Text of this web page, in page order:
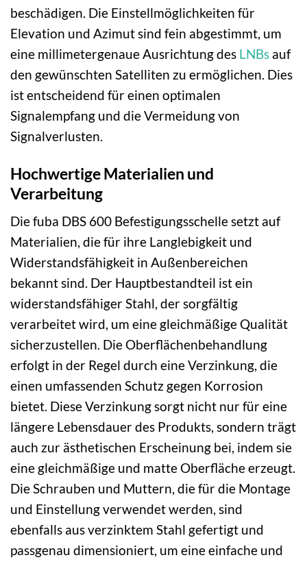
beschädigen. Die Einstellmöglichkeiten für
Elevation und Azimut sind fein abgestimmt, um
eine millimetergenaue Ausrichtung des LNBs auf
den gewünschten Satelliten zu ermöglichen. Dies
ist entscheidend für einen optimalen
Signalempfang und die Vermeidung von
Signalverlusten.
Hochwertige Materialien und
Verarbeitung
Die fuba DBS 600 Befestigungsschelle setzt auf
Materialien, die für ihre Langlebigkeit und
Widerstandsfähigkeit in Außenbereichen
bekannt sind. Der Hauptbestandteil ist ein
widerstandsfähiger Stahl, der sorgfältig
verarbeitet wird, um eine gleichmäßige Qualität
sicherzustellen. Die Oberflächenbehandlung
erfolgt in der Regel durch eine Verzinkung, die
einen umfassenden Schutz gegen Korrosion
bietet. Diese Verzinkung sorgt nicht nur für eine
längere Lebensdauer des Produkts, sondern trägt
auch zur ästhetischen Erscheinung bei, indem sie
eine gleichmäßige und matte Oberfläche erzeugt.
Die Schrauben und Muttern, die für die Montage
und Einstellung verwendet werden, sind
ebenfalls aus verzinktem Stahl gefertigt und
passgenau dimensioniert, um eine einfache und